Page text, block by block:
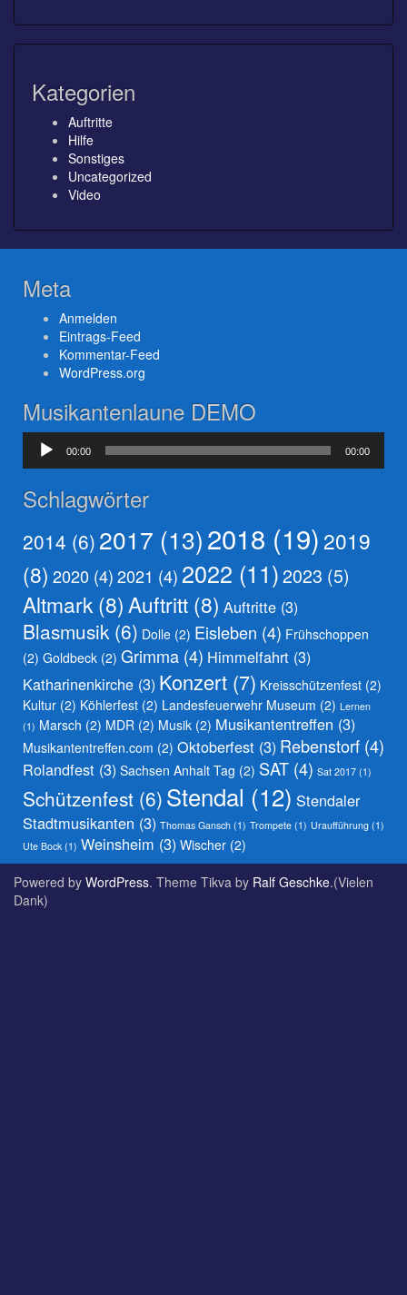
Kategorien
Auftritte
Hilfe
Sonstiges
Uncategorized
Video
Meta
Anmelden
Eintrags-Feed
Kommentar-Feed
WordPress.org
Musikantenlaune DEMO
Audio-
Player
00:00 00:00
Schlagwörter
2014 (6) 2017 (13)2018 (19) 2019
(8) 2020 (4)2021 (4) 2022 (11)2023 (5)
Altmark (8)Auftritt (8) Auftritte (3)
Blasmusik(6) Dolle (2) Eisleben (4) Frühschoppen
(2) Goldbeck (2) Grimma (4) Himmelfahrt (3)
Katharinenkirche (3) Konzert (7) Kreisschützenfest (2)
Kultur (2) Köhlerfest (2) Landesfeuerwehr Museum (2) Lernen
(1) Marsch (2) MDR (2) Musik (2) Musikantentreffen (3)
Musikantentreffen.com (2) Oktoberfest (3) Rebenstorf (4)
Rolandfest (3) Sachsen Anhalt Tag (2) SAT (4) Sat 2017 (1)
Schützenfest (6) Stendal (12) Stendaler
Stadtmusikanten (3) Thomas Gansch (1) Trompete (1) Uraufführung (1)
Ute Bock (1) Weinsheim (3) Wischer (2)
Powered by WordPress. Theme Tikva by Ralf Geschke.(Vielen
Dank)